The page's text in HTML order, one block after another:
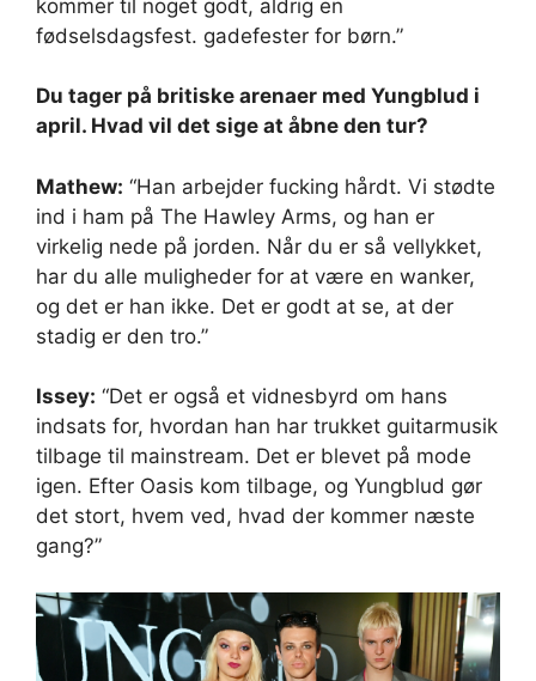
kommer til noget godt, aldrig en
fødselsdagsfest. gadefester for børn.”
Du tager på britiske arenaer med Yungblud i
april. Hvad vil det sige at åbne den tur?
Mathew: “Han arbejder fucking hårdt. Vi stødte
ind i ham på The Hawley Arms, og han er
virkelig nede på jorden. Når du er så vellykket,
har du alle muligheder for at være en wanker,
og det er han ikke. Det er godt at se, at der
stadig er den tro.”
Issey: “Det er også et vidnesbyrd om hans
indsats for, hvordan han har trukket guitarmusik
tilbage til mainstream. Det er blevet på mode
igen. Efter Oasis kom tilbage, og Yungblud gør
det stort, hvem ved, hvad der kommer næste
gang?”